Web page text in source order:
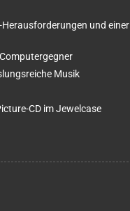
und einer
Musik
CD im Jewelcase